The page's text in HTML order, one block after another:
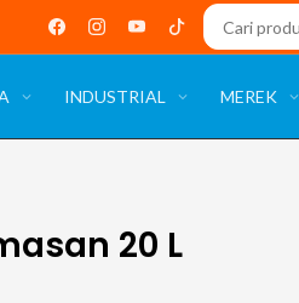
INDUSTRIAL MEREK
20 L